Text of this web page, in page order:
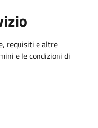
requisiti e altre
e le condizioni di